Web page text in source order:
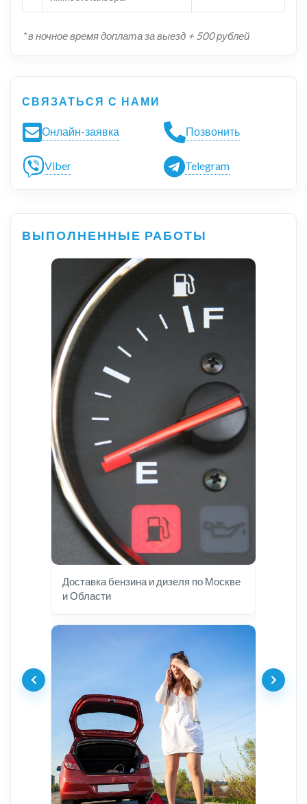
* в ночное время доплата за выезд + 500 рублей
СВЯЗАТЬСЯ С НАМИ
Онлайн-заявка Позвонить
Viber Telegram
ВЫПОЛНЕННЫЕ РАБОТЫ
Доставка бензина и дизеля по Москве
и Области